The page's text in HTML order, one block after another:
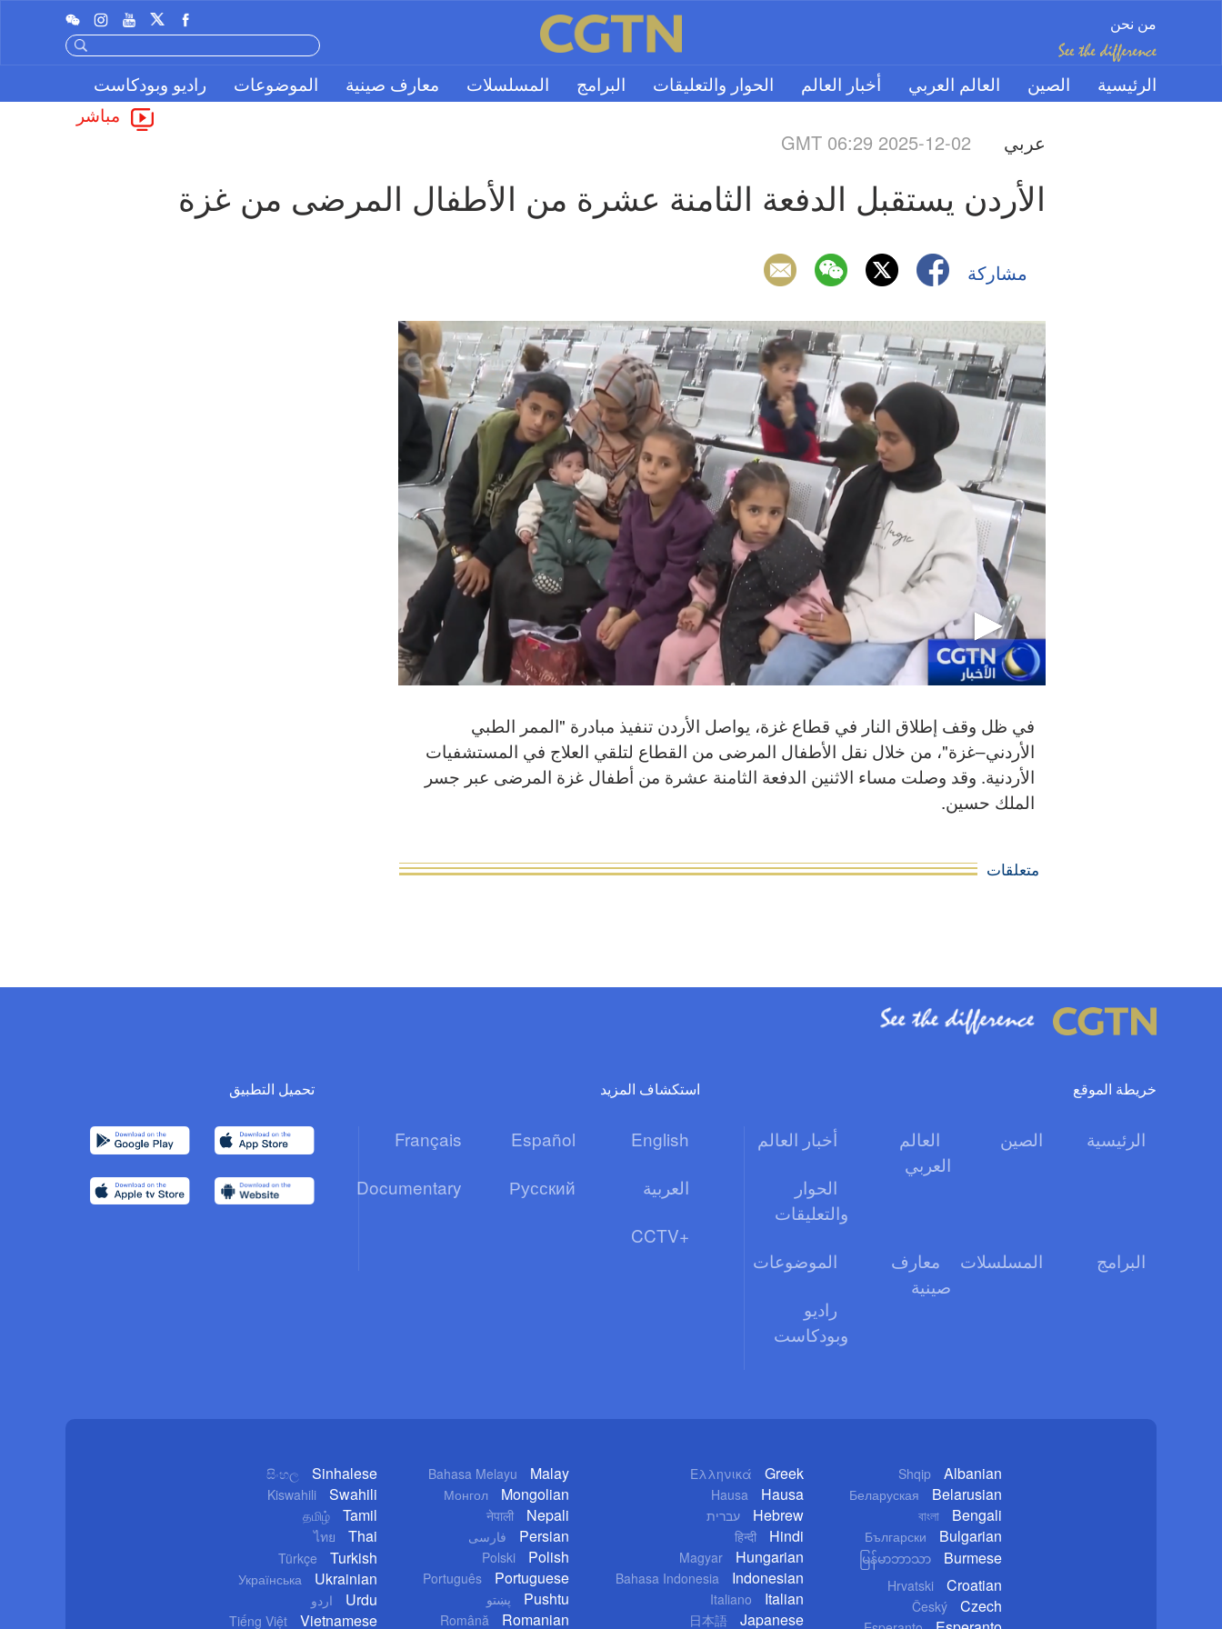
من نحن
الرئيسية الصين العالم العربي أخبار العالم الحوار والتعليقات البرامج المسلسلات معارف صينية الموضوعات
راديو وبودكاست
مباشر
عربي GMT 06:29 2025-12-02
الأردن يستقبل الدفعة الثامنة عشرة من الأطفال المرضى من غزة
مشاركة
في ظل وقف إطلاق النار في قطاع غزة، يواصل الأردن تنفيذ مبادرة "الممر الطبي
الأردني–غزة"، من خلال نقل الأطفال المرضى من القطاع لتلقي العلاج في المستشفيات
الأردنية. وقد وصلت مساء الاثنين الدفعة الثامنة عشرة من أطفال غزة المرضى عبر جسر
الملك حسين.
متعلقات
خريطة الموقع
الرئيسية الصين
العالم
العربي
أخبار العالم
الحوار
والتعليقات
البرامج
المسلسلات
معارف
صينية
الموضوعات
راديو
وبودكاست
استكشاف المزيد
English
Español
Français
العربية
Русский
Documentary
CCTV+
تحميل التطبيق
Shqip Albanian
Беларуская Belarusian
বাংলা Bengali
Български Bulgarian
မြန်မာဘာသာ Burmese
Hrvatski Croatian
Český Czech
Ελληνικά Greek
Hausa Hausa
עברית Hebrew
हिन्दी Hindi
Magyar Hungarian
Bahasa Indonesia Indonesian
Italiano Italian
日本語 Japanese
Bahasa Melayu Malay
Монгол Mongolian
नेपाली Nepali
فارسی Persian
Polski Polish
Português Portuguese
پښتو Pushtu
Română Romanian
සිංහල Sinhalese
Kiswahili Swahili
தமிழ் Tamil
ไทย Thai
Türkçe Turkish
Українська Ukrainian
اردو Urdu
Tiếng Việt Vietnamese